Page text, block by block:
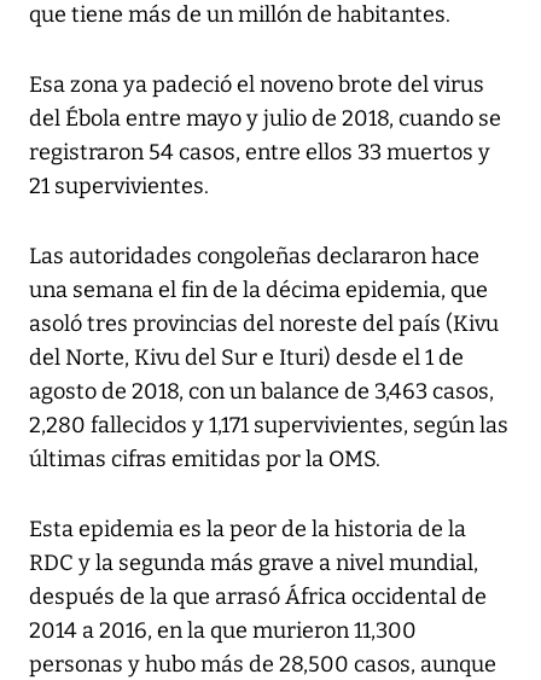
que tiene más de un millón de habitantes.
Esa zona ya padeció el noveno brote del virus
del Ébola entre mayo y julio de 2018, cuando se
registraron 54 casos, entre ellos 33 muertos y
21 supervivientes.
Las autoridades congoleñas declararon hace
una semana el fin de la décima epidemia, que
asoló tres provincias del noreste del país (Kivu
del Norte, Kivu del Sur e Ituri) desde el 1 de
agosto de 2018, con un balance de 3,463 casos,
2,280 fallecidos y 1,171 supervivientes, según las
últimas cifras emitidas por la OMS.
Esta epidemia es la peor de la historia de la
RDC y la segunda más grave a nivel mundial,
después de la que arrasó África occidental de
2014 a 2016, en la que murieron 11,300
personas y hubo más de 28,500 casos, aunque